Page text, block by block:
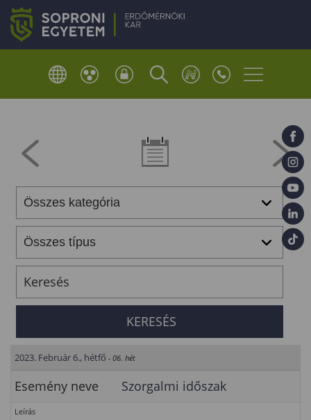
2023. Február 6., hétfő - 06. hét
Esemény neve Szorgalmi időszak
Leírás